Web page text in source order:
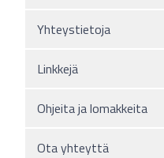
Yhteystietoja
Linkkejä
Ohjeita ja lomakkeita
Ota yhteyttä